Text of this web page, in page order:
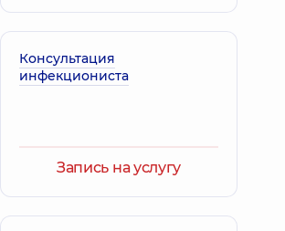
Консультация
инфекциониста
Запись на услугу